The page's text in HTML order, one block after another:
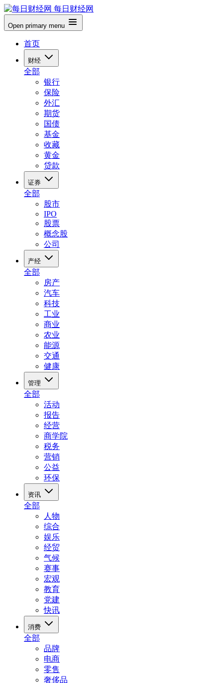
每日财经网
Open primary menu
首页
财经
全部
银行
保险
外汇
期货
国债
基金
收藏
黄金
贷款
证券
全部
股市
IPO
股票
概念股
公司
产经
全部
房产
汽车
科技
工业
商业
农业
能源
交通
健康
管理
全部
活动
报告
经营
商学院
税务
营销
公益
环保
资讯
全部
人物
综合
娱乐
经贸
气候
赛事
宏观
教育
党建
快讯
消费
全部
品牌
电商
零售
奢侈品